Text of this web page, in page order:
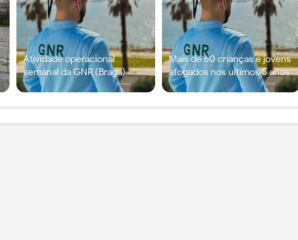
Atividade operacional
semanal da GNR (Braga)
Mais de 60 crianças e jovens
afogados nos últimos 5 anos